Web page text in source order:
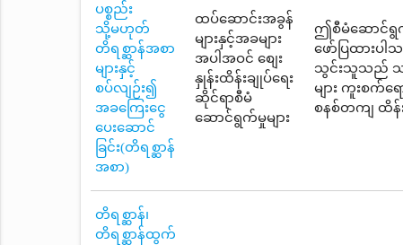
ပစ္စည်း
သို့မဟုတ်
တိရစ္ဆာန်အစာ
များနှင့်
စပ်လျဉ်း၍
အခကြေးငွေ
ပေးဆောင်
ခြင်း(တိရစ္ဆာန်
အစာ)
ထပ်ဆောင်းအခွန်
များနှင့်အခများ
အပါအဝင် စျေး
နှုန်းထိန်းချုပ်ရေး
ဆိုင်ရာစီမံ
ဆောင်ရွက်မှုများ
ဤစီမံဆောင်ရွက်
ဖော်ပြထားပ
သွင်းသူသည် သတ်
များ ကူးစက်
စနစ်တကျ ထိန်
တိရစ္ဆာန်၊
တိရစ္ဆာန်ထွက်